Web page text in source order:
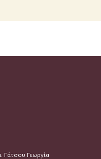
Γάτσου Γεωργία